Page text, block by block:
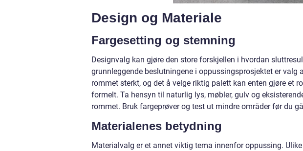
Design og Materiale
Fargesetting og stemning
Designvalg kan gjøre den store forskjellen i hvordan
grunnleggende beslutningene i oppussingsprosjektet er
rommet sterkt, og det å velge riktig palett kan enten gjøre et
formelt. Ta hensyn til naturlig lys, møbler, gulv og
rommet. Bruk fargeprøver og test ut mindre områder før du
Materialenes betydning
Materialvalg er et annet viktig tema innenfor oppussing.